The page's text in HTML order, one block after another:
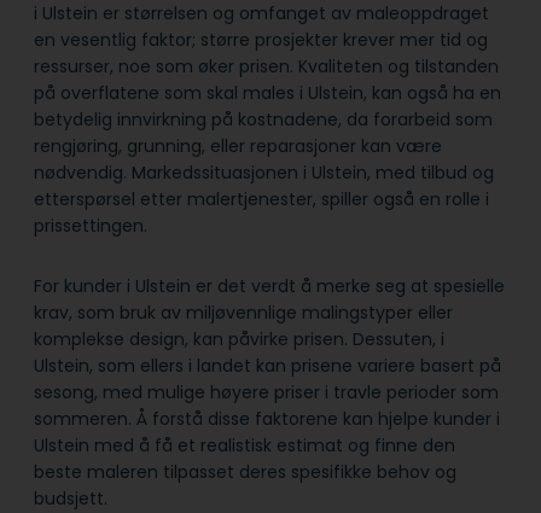
i Ulstein er størrelsen og omfanget av maleoppdraget
en vesentlig faktor; større prosjekter krever mer tid og
ressurser, noe som øker prisen. Kvaliteten og tilstanden
på overflatene som skal males i Ulstein, kan også ha en
betydelig innvirkning på kostnadene, da forarbeid som
rengjøring, grunning, eller reparasjoner kan være
nødvendig. Markedssituasjonen i Ulstein, med tilbud og
etterspørsel etter malertjenester, spiller også en rolle i
prissettingen.
For kunder i Ulstein er det verdt å merke seg at spesielle
krav, som bruk av miljøvennlige malingstyper eller
komplekse design, kan påvirke prisen. Dessuten, i
Ulstein, som ellers i landet kan prisene variere basert på
sesong, med mulige høyere priser i travle perioder som
sommeren. Å forstå disse faktorene kan hjelpe kunder i
Ulstein med å få et realistisk estimat og finne den
beste maleren tilpasset deres spesifikke behov og
budsjett.